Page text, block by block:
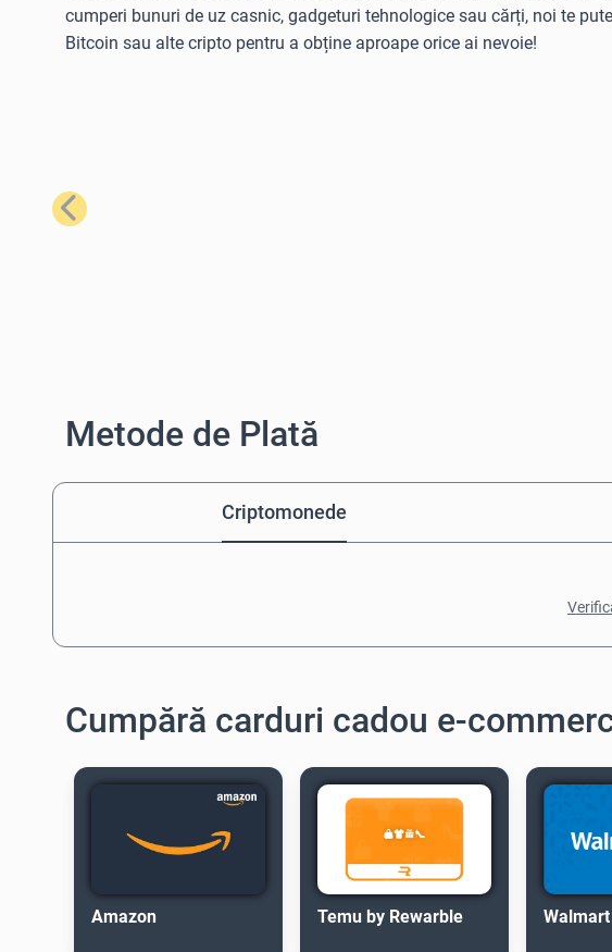
cumperi bunuri de uz casnic, gadgeturi tehnologice sau cărți, noi te
Bitcoin sau alte cripto pentru a obține aproape orice ai nevoie!
Anterior
Metode de Plată
Criptomonede
Cumpără carduri cadou e-
Amazon Temu by Rewarble Walmart